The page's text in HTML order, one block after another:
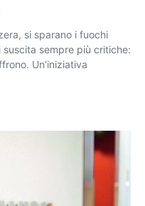
si sparano i fuochi
suscita sempre più critiche:
Un’iniziativa